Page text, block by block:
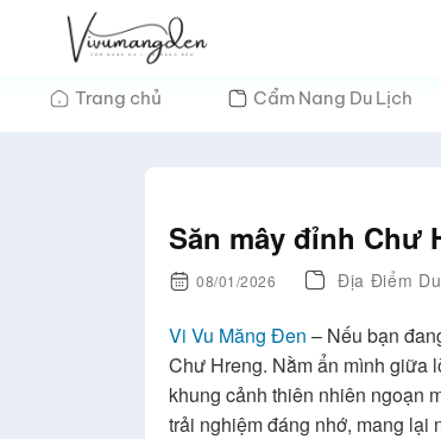
Trang chủ Cẩm Nang Du Lịch
Săn mây đỉnh Chư
08/01/2026 Địa Điểm
Vi Vu Măng Đen – Nếu bạn
Chư Hreng. Nằm ẩn mình giữa
khung cảnh thiên nhiên ngoạn
trải nghiệm đáng nhớ, mang lại